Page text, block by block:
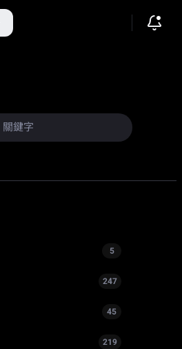
5
247
45
219